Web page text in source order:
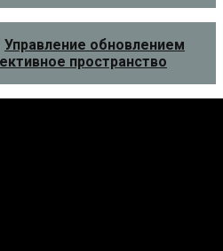
Управление обновлением
пространство